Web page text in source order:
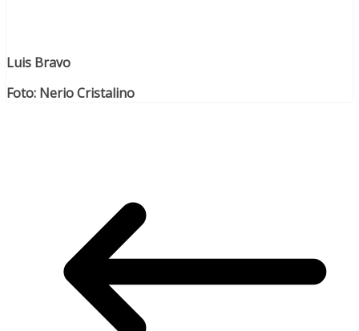
Luis Bravo
Foto: Nerio Cristalino